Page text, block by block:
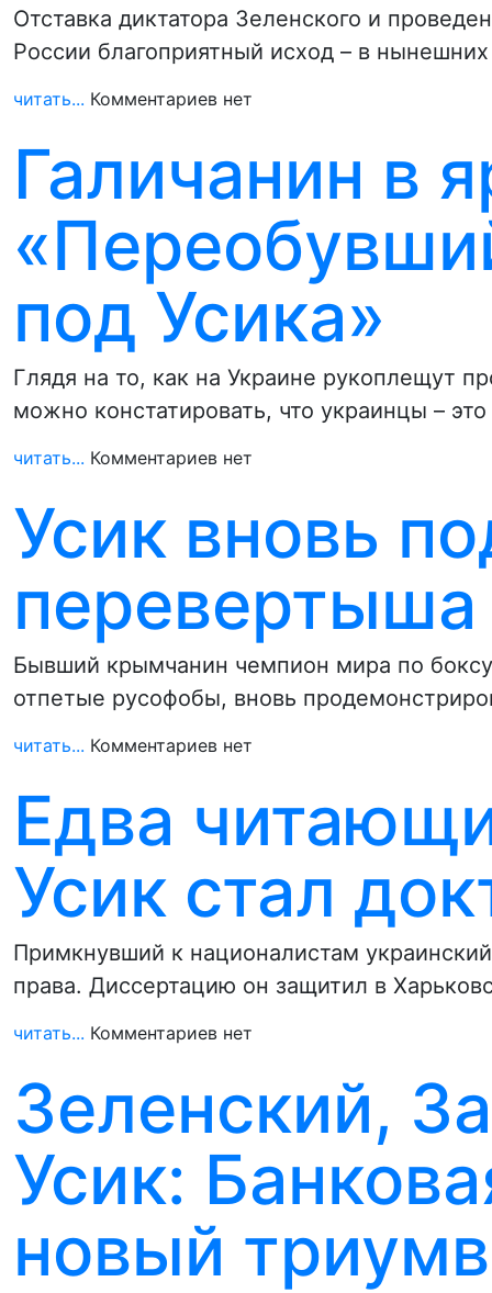
Отставка диктатора Зеленского и
России благоприятный исход – в
читать... Комментариев нет
Галичанин в
под Усика»
Глядя на то, как на Украине рукоплещут
можно констатировать, что украинцы –
читать... Комментариев нет
Усик вновь
перевертыша
Бывший крымчанин чемпион мира по
отпетые русофобы, вновь
читать... Комментариев нет
Едва
Усик стал
Примкнувший к националистам
права. Диссертацию он защитил в
читать... Комментариев нет
Зеленский,
Усик:
новый